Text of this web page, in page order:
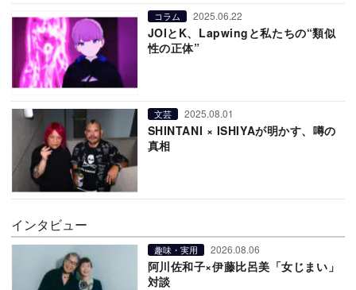
コラム 2025.06.22
JOIとK、Lapwingと私たちの“類似
性の正体”
文芸 2025.08.01
SHINTANI × ISHIYAが明かす、噂の
真相
インタビュー
趣味・実用 2026.08.06
阿川佐和子×伊藤比呂美「女じまい」
対談